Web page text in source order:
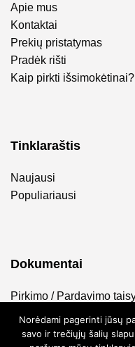
Apie mus
Kontaktai
Prekių pristatymas
Pradėk rišti
Kaip pirkti išsimokėtinai?
Tinklaraštis
Naujausi
Populiariausi
Dokumentai
Pirkimo / Pardavimo
Privatumo politika
Norėdami pagerinti jūsų
savo ir trečiųjų šalių